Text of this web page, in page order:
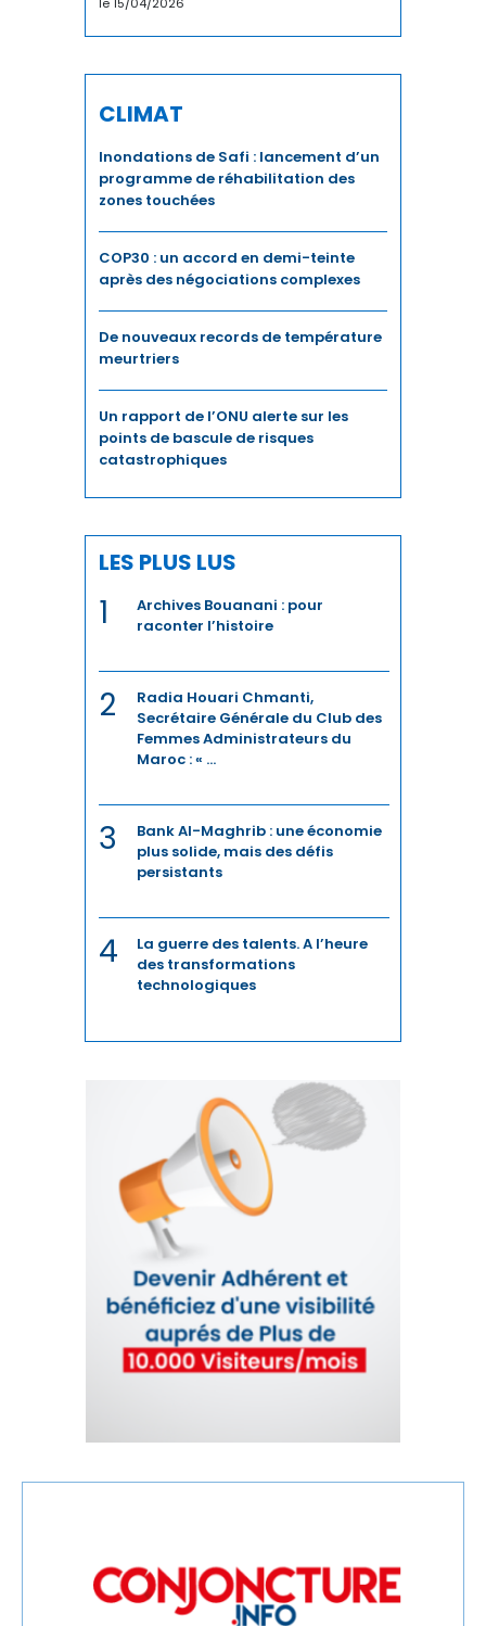
ENTREPRENEURIAT
FERROVIAIRE
FINANCE / ASSURANCE
FOOTBALL
INCLUSION
INDUSTRIES CULTURELLES
INNOVATION
INVESTISSEMENTS
LEADERSHIP
PARTENARIAT MAROC-FRANCE
POLITIQUE MONÉTAIRE
PROVINCES DU SUD
CLIMAT
Inondations de Safi : lancement d’un
programme de réhabilitation des
zones touchées
COP30 : un accord en demi-teinte
après des négociations complexes
De nouveaux records de température
meurtriers
Un rapport de l’ONU alerte sur les
points de bascule de risques
catastrophiques
LES PLUS LUS
1
Archives Bouanani : pour
raconter l’histoire
2
Radia Houari Chmanti,
Secrétaire Générale du Club des
Femmes Administrateurs du
Maroc : « ...
3
Bank Al-Maghrib : une économie
plus solide, mais des défis
persistants
4
La guerre des talents. A l’heure
des transformations
technologiques